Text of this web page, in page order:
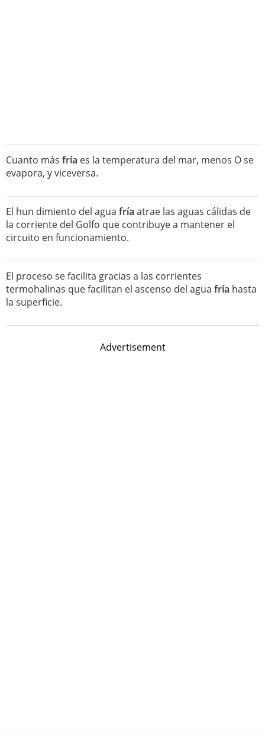
Cuanto más fría es la temperatura del mar, menos O se
evapora, y viceversa.
El hun dimiento del agua fría atrae las aguas cálidas de
la corriente del Golfo que contribuye a mantener el
circuito en funcionamiento.
El proceso se facilita gracias a las corrientes
termohalinas que facilitan el ascenso del agua fría hasta
la superficie.
Advertisement